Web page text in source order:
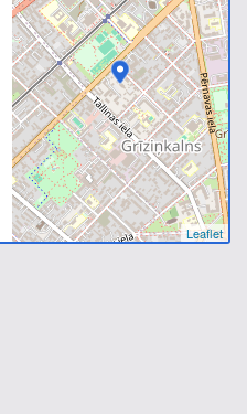
Leaflet